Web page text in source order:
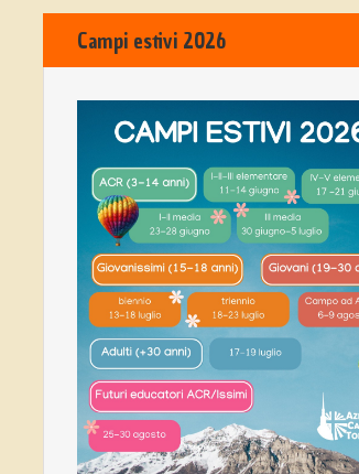
Campi estivi 2026